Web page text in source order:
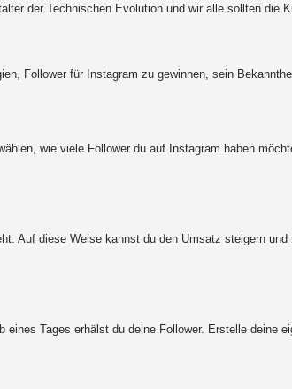
der Technischen Evolution und wir alle sollten die
Follower für Instagram zu gewinnen, sein
wie viele Follower du auf Instagram haben
Auf diese Weise kannst du den Umsatz steigern und
Tages erhälst du deine Follower. Erstelle deine